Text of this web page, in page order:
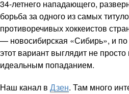
34-летнего нападающего,
борьба за одного из самых
противоречивых хоккеистов
— новосибирская «Сибирь», и по
этот вариант выглядит не
идеальным попаданием.
Наш канал в Дзен. Там много